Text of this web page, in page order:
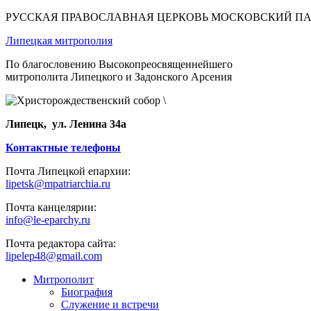
РУССКАЯ ПРАВОСЛАВНАЯ ЦЕРКОВЬ МОСКОВСКИЙ
Липецкая митрополия
По благословению Высокопреосвященнейшего
митрополита Липецкого и Задонского Арсения
Липецк, ул. Ленина 34а
Контактные телефоны
Почта Липецкой епархии:
lipetsk@mpatriarchia.ru
Почта канцелярии:
info@le-eparchy.ru
Почта редактора сайта:
lipelep48@gmail.com
Митрополит
Биография
Служение и встречи